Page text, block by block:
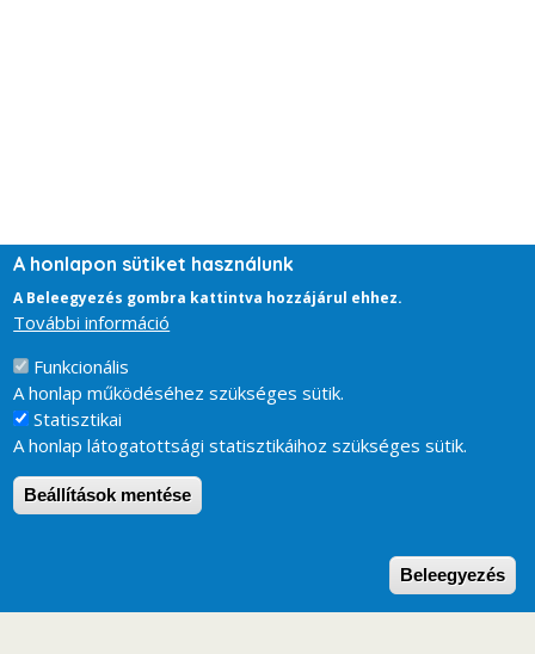
A honlapon sütiket használunk
A Beleegyezés gombra kattintva hozzájárul ehhez.
További információ
Funkcionális
A honlap működéséhez szükséges sütik.
Statisztikai
A honlap látogatottsági statisztikáihoz szükséges sütik.
Beállítások mentése
Beleegyezés